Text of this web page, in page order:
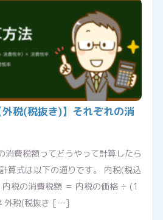
外税(税抜き)】それぞれの消
消費税額ってどうやって計算したら
算式は以下の通りです。 内税(税込
税の消費税額 ＝ 内税の価格 ÷ (1
外税(税抜き […]